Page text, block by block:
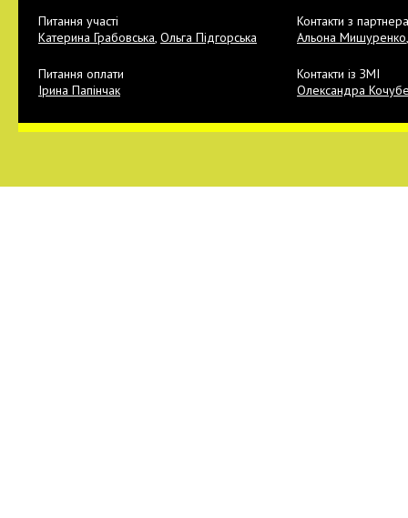
Питання участі
Катерина Грабовська, Ольга Підгорська
Контакти з
Альона Мишуренко
Питання оплати
Ірина Папінчак
Контакти із ЗМІ
Олександра